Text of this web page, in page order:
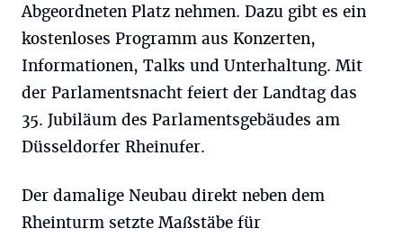
Abgeordneten Platz nehmen. Dazu gibt es ein
kostenloses Programm aus Konzerten,
Informationen, Talks und Unterhaltung. Mit
der Parlamentsnacht feiert der Landtag das
35. Jubiläum des Parlamentsgebäudes am
Düsseldorfer Rheinufer.
Der damalige Neubau direkt neben dem
Rheinturm setzte Maßstäbe für